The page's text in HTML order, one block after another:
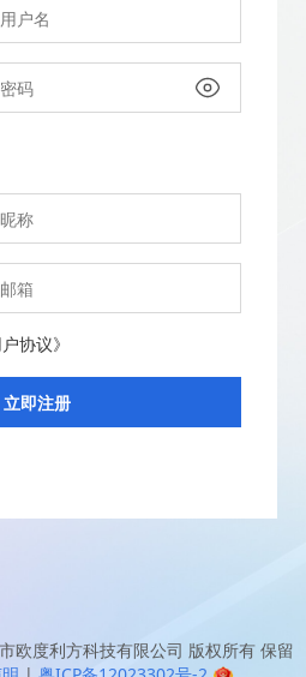
户协议》
欧度利方科技有限公司 版权所有 保留